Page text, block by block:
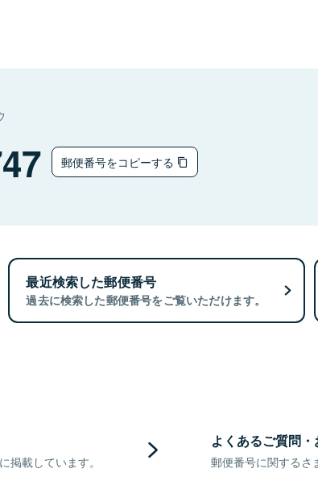
郵便番号をコピーする
最近検索した郵便番号
過去に検索した郵便番号をご覧いただけます。
掲載しています。
よくあるご質問
郵便番号に関するさ